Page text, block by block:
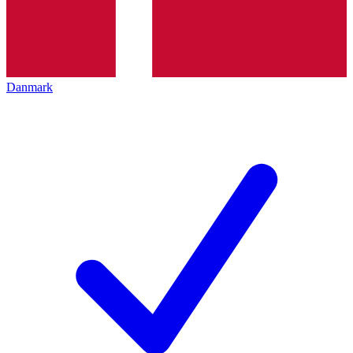
Danmark